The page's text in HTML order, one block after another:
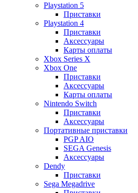
Playstation 5
Приставки
Playstation 4
Приставки
Аксессуары
Карты оплаты
Xbox Series X
Xbox One
Приставки
Аксессуары
Карты оплаты
Nintendo Switch
Приставки
Аксессуары
Портативные приставки
PGP AIO
SEGA Genesis
Аксессуары
Dendy
Приставки
Sega Megadrive